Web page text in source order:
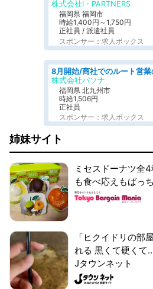
株式会社I・PARTNERS
福岡県 福岡市
時給1,400円～1,750円
正社員 / 派遣社員
スポンサー：求人ボックス
株式会社パソナ
福岡県 北九州市
時給1,506円
正社員
スポンサー：求人ボックス
姉妹サイト
ミセスドーナツ全
も食べ応えもばっ
「ヒクイドリの部
れる 黒くて硬くて
Jタウンネット